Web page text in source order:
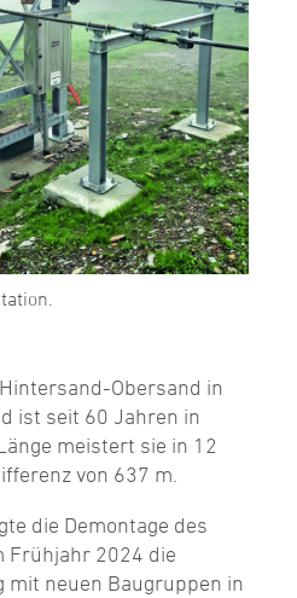
Obersand in
ist seit 60 Jahren in
meistert sie in 12
von 637 m.
die Demontage des
Frühjahr 2024 die
mit neuen Baugruppen in